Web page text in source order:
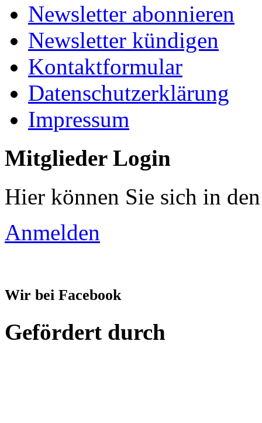
Newsletter abonnieren
Newsletter kündigen
Kontaktformular
Datenschutzerklärung
Impressum
Mitglieder Login
Hier können Sie sich in
Anmelden
Wir bei Facebook
Gefördert durch